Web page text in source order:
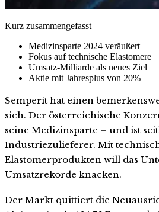
Kurz zusammengefasst
Medizinsparte 2024 veräußert
Fokus auf technische Elastomere
Umsatz-Milliarde als neues Ziel
Aktie mit Jahresplus von 20%
Semperit hat einen
sich. Der österreichische
seine Medizinsparte – und ist
Industriezulieferer. Mit
Elastomerprodukten will das
Umsatzrekorde knacken.
Der Markt quittiert die